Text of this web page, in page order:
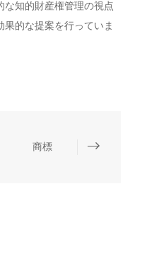
な知的財産権管理の視点
的な提案を行っていま
商標